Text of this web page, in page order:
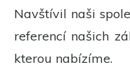
Navštívil naši
referencí našich
kterou nabízíme.